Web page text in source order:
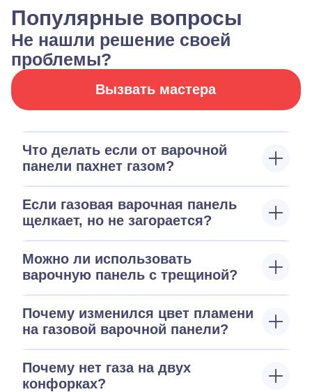
Популярные вопросы
Не нашли решение своей
проблемы?
Вызвать мастера
Что делать если от варочной
панели пахнет газом?
Если газовая варочная панель
щелкает, но не загорается?
Можно ли использовать
варочную панель с трещиной?
Почему изменился цвет пламени
на газовой варочной панели?
Почему нет газа на двух
конфорках?